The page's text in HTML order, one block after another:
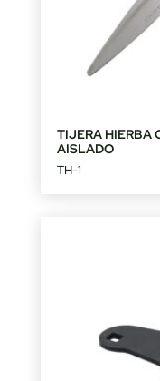
TIJERA HIERBA
AISLADO
TH-1